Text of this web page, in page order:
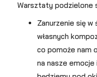
Warsztaty podzielone
Zanurzenie się
własnych
co pomoże nam
na nasze